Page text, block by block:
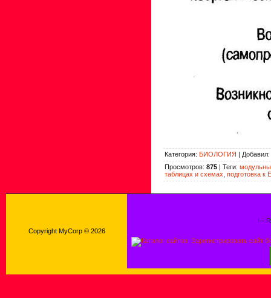
Категория: БИОЛОГИЯ | Добавил:
Просмотров: 875 | Теги:
таблицах и схемах подготовка к
Copyright MyCorp © 2026
!--